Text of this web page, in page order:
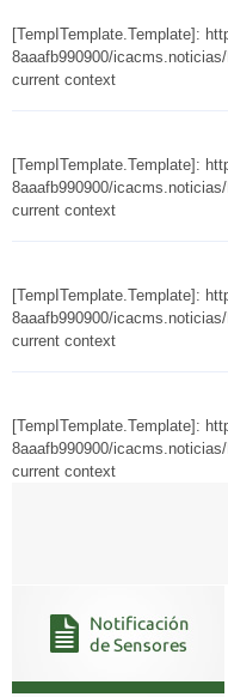
[TempITemplate.Template]:
8aaafb990900/
current context
[TempITemplate.Template]:
8aaafb990900/
current context
[TempITemplate.Template]:
8aaafb990900/
current context
[TempITemplate.Template]:
8aaafb990900/
current context